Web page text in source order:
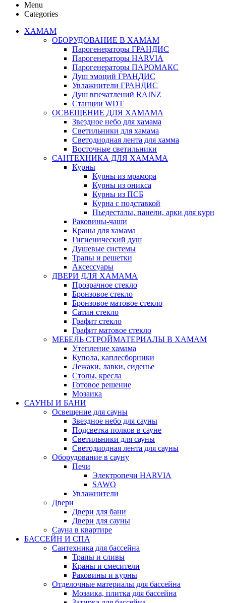
Menu
Categories
ХАМАМ
ОБОРУДОВАНИЕ В ХАМАМ
Парогенераторы ГРАНДИС
Парогенераторы HARVIA
Парогенераторы ПАРОМАКС
Душ эмоций ГРАНДИС
Увлажнители ГРАНДИС
Душ впечатлений RAINZ
Станции WDT
ОСВЕЩЕНИЕ ДЛЯ ХАМАМА
Звездное небо для хамама
Светильники для хамама
Светодиодная лента для хамма
Восточные светильники
САНТЕХНИКА ДЛЯ ХАМАМА
Курны
Курны из мрамора
Курны из оникса
Курны из ПСБ
Курна с подставкой
Пьедесталы, панели, арки для курн
Раковины-чаши
Краны для хамама
Гигиенический душ
Душевые системы
Трапы и решетки
Аксессуары
ДВЕРИ ДЛЯ ХАМАМА
Прозрачное стекло
Бронзовое стекло
Бронзовое матовое стекло
Сатин стекло
Графит стекло
Графит матовое стекло
МЕБЕЛЬ СТРОЙМАТЕРИАЛЫ В ХАМАМ
Утепление хамама
Купола, каплесборники
Лежаки, лавки, сиденье
Столы, кресла
Готовое решение
Мозаика
САУНЫ И БАНИ
Освещение для сауны
Звездное небо для сауны
Подсветка полков в сауне
Светильники для сауны
Светодиодная лента для сауны
Оборудование в сауну
Печи
Электропечи HARVIA
SAWO
Увлажнители
Двери
Двери для бани
Двери для сауны
Сауна в квартире
БАССЕЙН И СПА
Сантехника для бассейна
Трапы и сливы
Краны и смесители
Раковины и курны
Отделочные материалы для бассейна
Мозаика, плитка для бассейна